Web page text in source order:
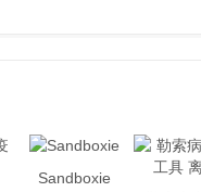
Sandboxie